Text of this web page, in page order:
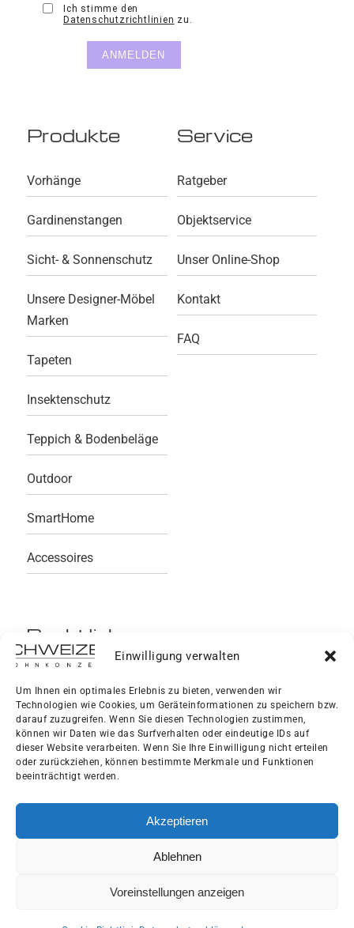
Einwilligung verwalten
Um Ihnen ein optimales Erlebnis zu bieten, verwenden wir
Technologien wie Cookies, um Geräteinformationen zu speichern bzw.
darauf zuzugreifen. Wenn Sie diesen Technologien zustimmen,
können wir Daten wie das Surfverhalten oder eindeutige IDs auf
dieser Website verarbeiten. Wenn Sie Ihre Einwilligung nicht erteilen
oder zurückziehen, können bestimmte Merkmale und Funktionen
beeinträchtigt werden.
Akzeptieren
Ablehnen
Voreinstellungen anzeigen
Produkte
Vorhänge
Gardinenstangen
Sicht- & Sonnenschutz
Unsere Designer-Möbel
Marken
Tapeten
Insektenschutz
Teppich & Bodenbeläge
Outdoor
SmartHome
Accessoires
Service
Ratgeber
Objektservice
Unser Online-Shop
Kontakt
FAQ
Rechtliches
Datenschutzerklärung
AGB
© 2024 - 2026 | Schweizer Wohnkonzept eGbR